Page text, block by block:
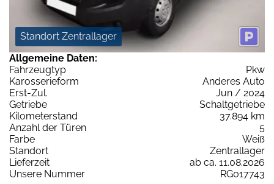
Standort Zentrallager
Allgemeine Daten:
Fahrzeugtyp
Pkw
Karosserieform
Anderes Auto
Erst-Zul.
Jun / 2024
Getriebe
Schaltgetriebe
Kilometerstand
37.894 km
Anzahl der Türen
5
Farbe
Weiß
Standort
Zentrallager
Lieferzeit
ab ca. 11.08.2026
Unsere Nummer
RG017743